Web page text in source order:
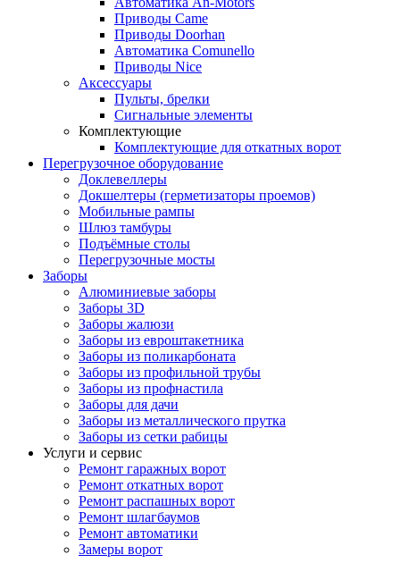
Приводы Came
Приводы Doorhan
Автоматика Comunello
Приводы Nice
Аксессуары
Пульты, брелки
Сигнальные элементы
Комплектующие
Комплектующие для откатных ворот
Перегрузочное оборудование
Доклевеллеры
Докшелтеры (герметизаторы проемов)
Мобильные рампы
Шлюз тамбуры
Подъёмные столы
Перегрузочные мосты
Заборы
Алюминиевые заборы
Заборы 3D
Заборы жалюзи
Заборы из евроштакетника
Заборы из поликарбоната
Заборы из профильной трубы
Заборы из профнастила
Заборы для дачи
Заборы из металлического прутка
Заборы из сетки рабицы
Услуги и сервис
Ремонт гаражных ворот
Ремонт откатных ворот
Ремонт распашных ворот
Ремонт шлагбаумов
Ремонт автоматики
Замеры ворот